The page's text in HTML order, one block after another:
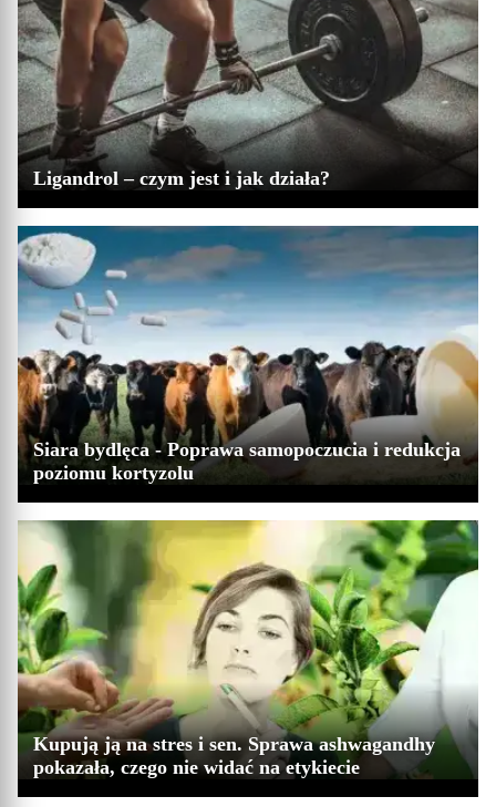
Ligandrol – czym jest i jak działa?
Siara bydlęca - Poprawa samopoczucia i redukcja
poziomu kortyzolu
Kupują ją na stres i sen. Sprawa ashwagandhy
pokazała, czego nie widać na etykiecie